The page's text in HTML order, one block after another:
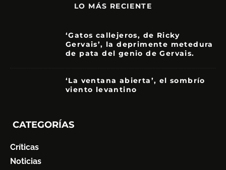
LO MÁS RECIENTE
‘Gatos callejeros, de Ricky
Gervais’, la deprimente metedura
de pata del genio de Gervais.
‘La ventana abierta’, el sombrío
viento levantino
CATEGORÍAS
Críticas
Noticias